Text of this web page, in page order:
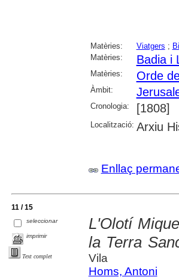
Matèries: Viatgers ;
Matèries:
Badia i
Matèries: Orde
Àmbit:
Cronologia: [1808]
Localització: Arxiu
Enllaç
11 / 15
seleccionar
imprimir
Text complet
L'Olotí
la Terra
Vila
Homs, Antoni